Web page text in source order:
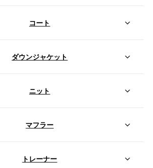
コート
ダウンジャケット
ニット
マフラー
トレーナー